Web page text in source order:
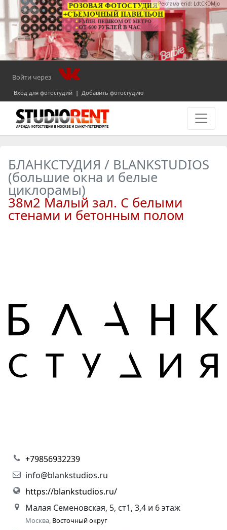
Реклама erid: LdtCKDMjo
Войти через
Вход для фотостудий | Добавить фотостудию
БЛАНКСТУДИЯ / BLANKSTUDIOS
(большие окна и белые
циклорамы)
38м2 Малый зал. С белыми
стенами и бетонным полом
+79856932239
info@blankstudios.ru
https://blankstudios.ru/
Малая Семеновская, 5, ст1, 3,4 и 6 этаж
Москва, Восточный округ